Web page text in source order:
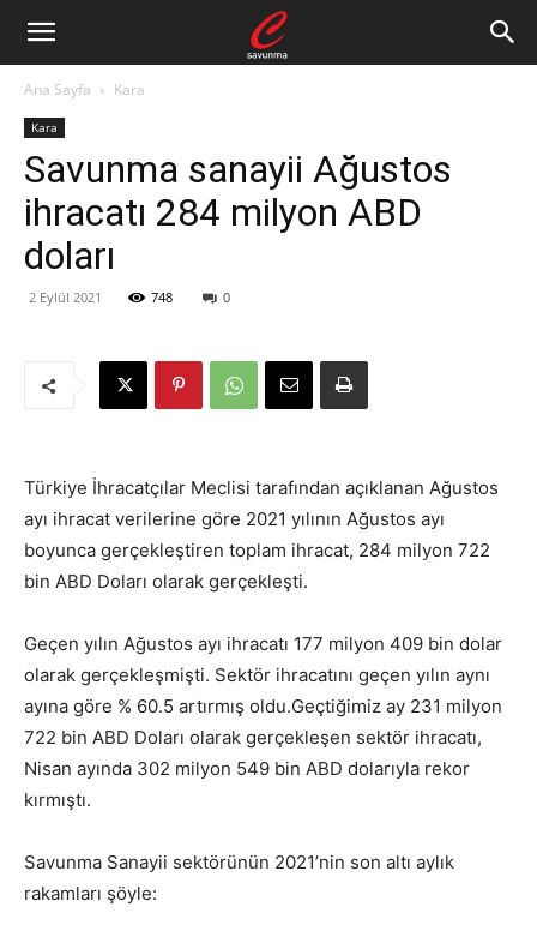
Ana Sayfa Kara
Kara
Savunma sanayii Ağustos
ihracatı 284 milyon ABD
doları
2 Eylül 2021 748 0
Türkiye İhracatçılar Meclisi tarafından açıklanan Ağustos
ayı ihracat verilerine göre 2021 yılının Ağustos ayı
boyunca gerçekleştiren toplam ihracat, 284 milyon 722
bin ABD Doları olarak gerçekleşti.
Geçen yılın Ağustos ayı ihracatı 177 milyon 409 bin dolar
olarak gerçekleşmişti. Sektör ihracatını geçen yılın aynı
ayına göre % 60.5 artırmış oldu.Geçtiğimiz ay 231 milyon
722 bin ABD Doları olarak gerçekleşen sektör ihracatı,
Nisan ayında 302 milyon 549 bin ABD dolarıyla rekor
kırmıştı.
Savunma Sanayii sektörünün 2021’nin son altı aylık
rakamları şöyle: